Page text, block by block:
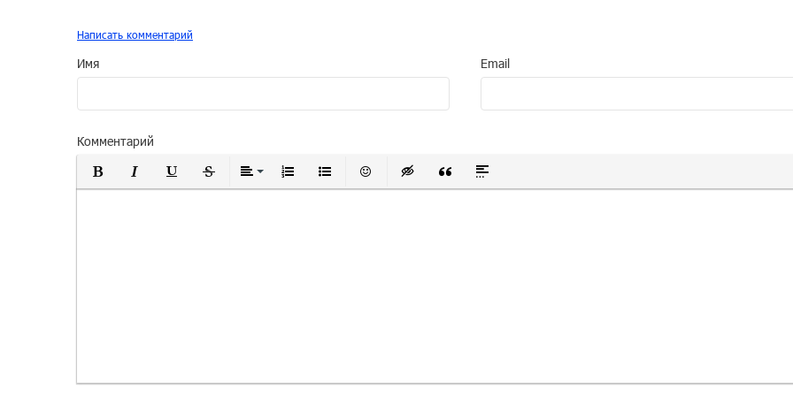
Написать комментарий
Имя Email
Комментарий
Полужирный
КурсивПодчеркнутый
ЗачеркнутыйВыравнивание
Нумерованный список
Маркированный список
Вставить смайлик
Вставка скрытого текста
Вставка цитаты
Вставка спойлера